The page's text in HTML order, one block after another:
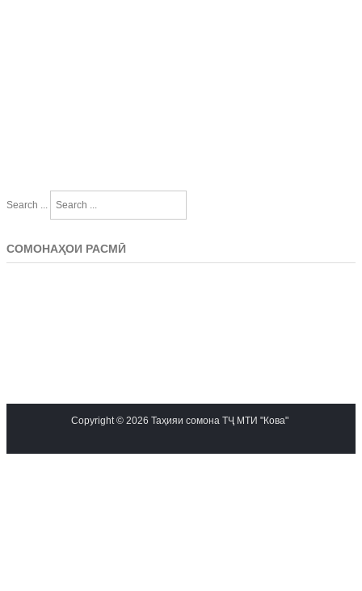
Search ...
СОМОНАҲОИ РАСМӢ
Copyright © 2026 Таҳияи сомона ТҶ МТИ "Кова"